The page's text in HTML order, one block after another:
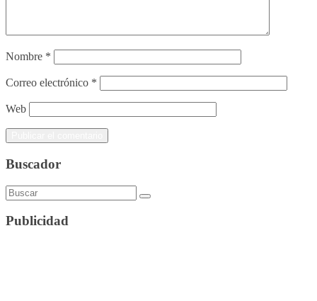
Nombre *
Correo electrónico *
Web
Buscador
Publicidad